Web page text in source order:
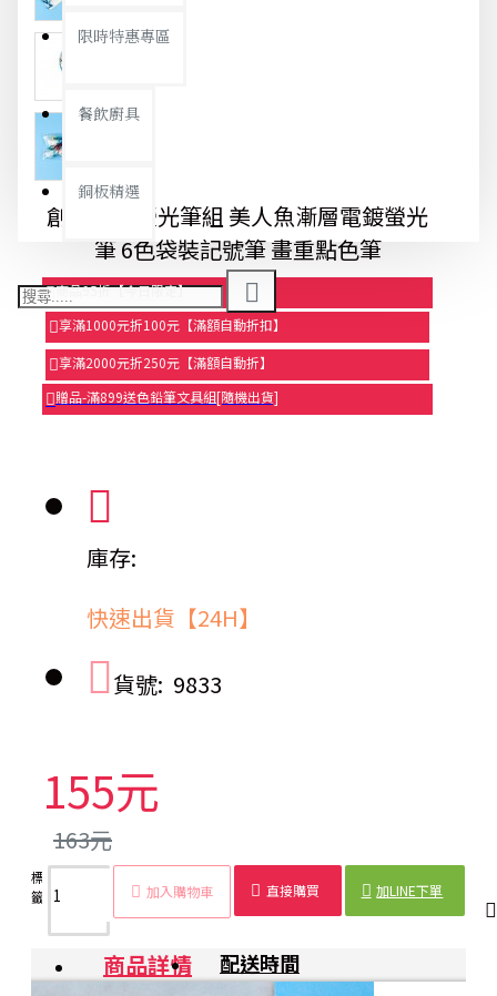
限時特惠專區
餐飲廚具
銅板精選
創意魚形螢光筆組 美人魚漸層電鍍螢光
筆 6色袋裝記號筆 畫重點色筆
商品95折【今日限定】
享滿1000元折100元【滿額自動折扣】
享滿2000元折250元【滿額自動折】
贈品-滿899送色鉛筆文具組[隨機出貨]
庫存:
快速出貨【24H】
貨號: 9833
155元
163元
加入購物車 直接購買 加LINE下單
標
籤：
螢光
筆
螢光筆
螢光筆
號筆
點筆
筆
用品
商品詳情 配送時間